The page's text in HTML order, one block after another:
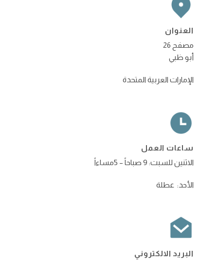
العنوان
مصفح 26
أبو ظبي
الإمارات العربية المتحدة
ساعات العمل
الاثنين للسبت: 9 صباحاً – 5مساءاً
الأحد: عطلة
البريد الالكتروني